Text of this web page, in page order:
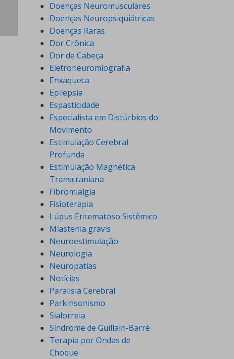
Doenças Neuromusculares
Doenças Neuropsiquiátricas
Doenças Raras
Dor Crônica
Dor de Cabeça
Eletroneuromiografia
Enxaqueca
Epilepsia
Espasticidade
Especialista em Distúrbios do
Movimento
Estimulação Cerebral
Profunda
Estimulação Magnética
Transcraniana
Fibromialgia
Fisioterapia
Lúpus Eritematoso Sistêmico
Miastenia gravis
Neuroestimulação
Neurologia
Neuropatias
Notícias
Paralisia Cerebral
Parkinsonismo
Sialorreia
Síndrome de Guillain-Barré
Terapia por Ondas de
Choque